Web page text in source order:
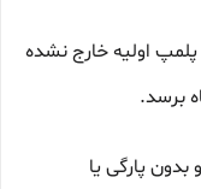
و پلمپ اولیه خارج نشده
برسد.
و بدون پارگی یا